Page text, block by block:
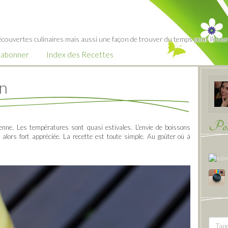
culinaires mais aussi une façon de trouver du temps pour
Index des Recettes
Les températures sont quasi estivales. L’envie de boissons
fort appréciée. La recette est toute simple. Au goûter où à